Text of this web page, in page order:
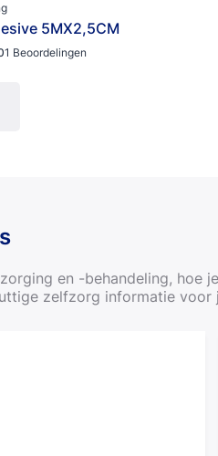
5MX2,5CM
1 Beoordelingen
en -behandeling, hoe
zelfzorg informatie voor